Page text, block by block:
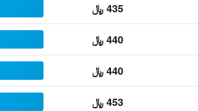
435 ﷼
440 ﷼
440 ﷼
453 ﷼